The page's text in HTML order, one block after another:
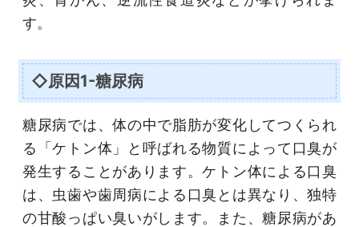
す。
◇原因1-糖尿病
糖尿病では、体の中で脂肪が変化してつくられ
る「ケトン体」と呼ばれる物質によって口臭が
発生することがあります。ケトン体による口臭
は、虫歯や歯周病による口臭とは異なり、独特
の甘酸っぱい臭いがします。また、糖尿病があ